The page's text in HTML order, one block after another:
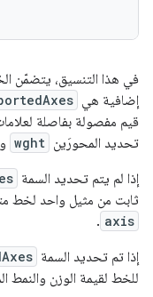
في هذا التنسيق، يتضمّن
إضافية هي
تحديد المحورَين wght و
إذا لم يتم تحديد السمة
ثابت من مثيل واحد لخط
axis
.
إذا تم تحديد السمة
للخط لقيمة الوزن